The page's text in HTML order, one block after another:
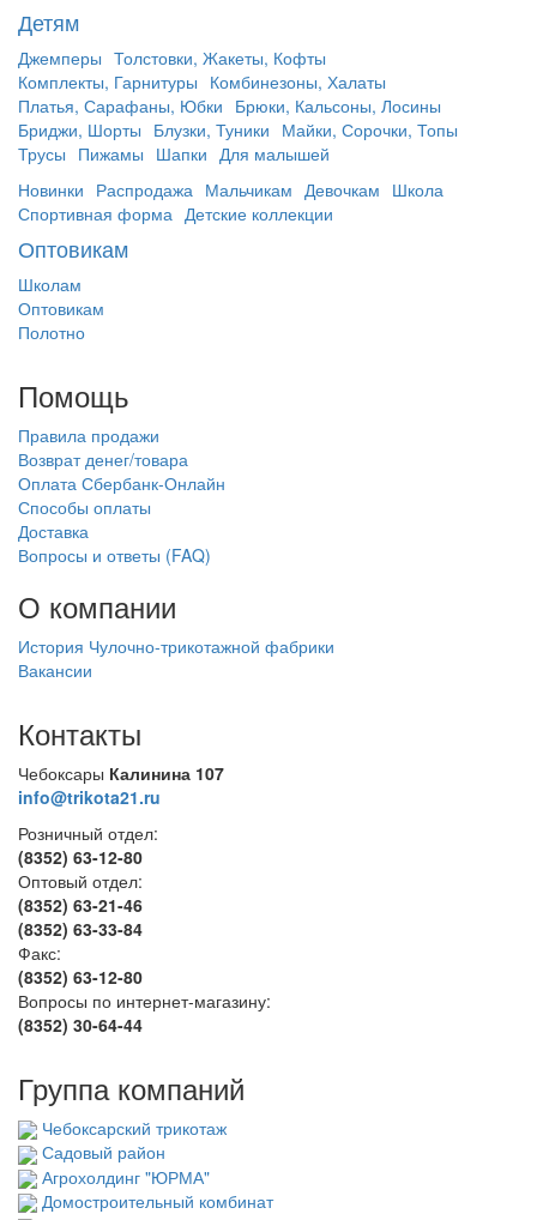
Детям
Джемперы Толстовки, Жакеты, Кофты
Комплекты, Гарнитуры Комбинезоны, Халаты
Платья, Сарафаны, Юбки Брюки, Кальсоны, Лосины
Бриджи, Шорты Блузки, Туники Майки, Сорочки, Топы
Трусы Пижамы Шапки Для малышей
Новинки Распродажа Мальчикам Девочкам Школа
Спортивная форма Детские коллекции
Оптовикам
Школам
Оптовикам
Полотно
Помощь
Правила продажи
Возврат денег/товара
Оплата Сбербанк-Онлайн
Способы оплаты
Доставка
Вопросы и ответы (FAQ)
О компании
История Чулочно-трикотажной фабрики
Вакансии
Контакты
Чебоксары Калинина 107
info@trikota21.ru
Розничный отдел:
(8352) 63-12-80
Оптовый отдел:
(8352) 63-21-46
(8352) 63-33-84
Факс:
(8352) 63-12-80
Вопросы по интернет-магазину:
(8352) 30-64-44
Группа компаний
Чебоксарский трикотаж
Садовый район
Агрохолдинг "ЮРМА"
Домостроительный комбинат